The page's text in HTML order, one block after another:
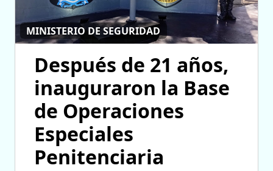
MINISTERIO DE SEGURIDAD
Después de 21 años,
inauguraron la Base
de Operaciones
Especiales
Penitenciaria